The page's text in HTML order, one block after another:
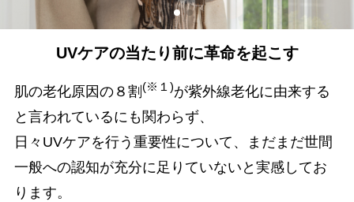
UVケアの当たり前に革命を起こす
肌の老化原因の８割 (※１)が紫外線老化に由来する
と言われているにも関わらず、
日々UVケアを行う重要性について、まだまだ世間
一般への認知が充分に足りていないと実感してお
ります。